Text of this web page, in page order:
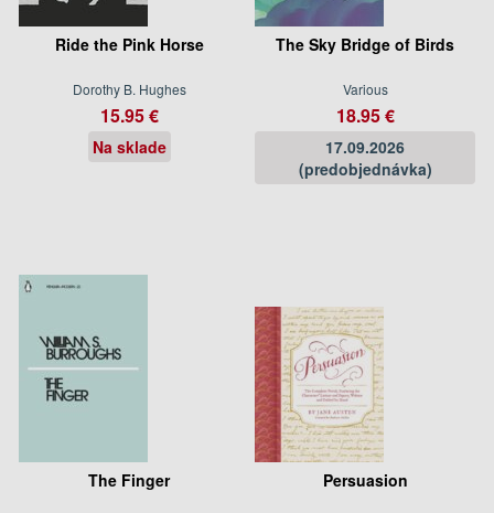
Ride the Pink Horse
Dorothy B. Hughes
15.95 €
Na sklade
The Sky Bridge of Birds
Various
18.95 €
17.09.2026
(predobjednávka)
The Finger Persuasion